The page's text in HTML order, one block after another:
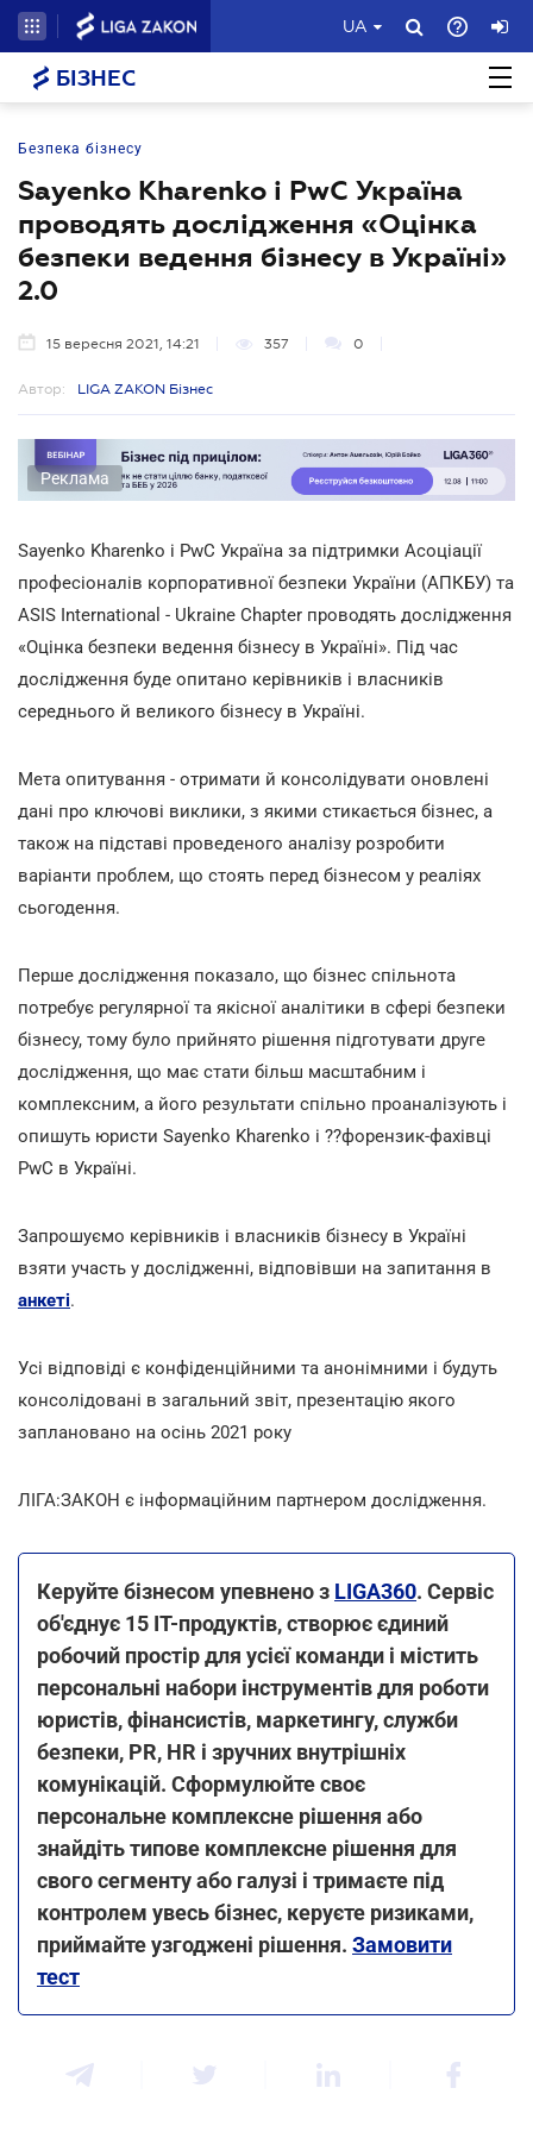
UA
БІЗНЕС
Безпека бізнесу
Sayenko Kharenko і PwC Україна
проводять дослідження «Оцінка
безпеки ведення бізнесу в Україні»
2.0
15 вересня 2021, 14:21 357 0
Автор: LIGA ZAKON Бізнес
Реклама
Sayenko Kharenko і PwC Україна за підтримки Асоціації
професіоналів корпоративної безпеки України (АПКБУ) та
ASIS International - Ukraine Chapter проводять дослідження
«Оцінка безпеки ведення бізнесу в Україні». Під час
дослідження буде опитано керівників і власників
середнього й великого бізнесу в Україні.
Мета опитування - отримати й консолідувати оновлені
дані про ключові виклики, з якими стикається бізнес, а
також на підставі проведеного аналізу розробити
варіанти проблем, що стоять перед бізнесом у реаліях
сьогодення.
Перше дослідження показало, що бізнес спільнота
потребує регулярної та якісної аналітики в сфері безпеки
бізнесу, тому було прийнято рішення підготувати друге
дослідження, що має стати більш масштабним і
комплексним, а його результати спільно проаналізують і
опишуть юристи Sayenko Kharenko і ??форензик-фахівці
PwC в Україні.
Запрошуємо керівників і власників бізнесу в Україні
взяти участь у дослідженні, відповівши на запитання в
анкеті.
Усі відповіді є конфіденційними та анонімними і будуть
консолідовані в загальний звіт, презентацію якого
заплановано на осінь 2021 року
ЛІГА:ЗАКОН є інформаційним партнером дослідження.
Керуйте бізнесом упевнено з LIGA360. Сервіс
об'єднує 15 IT-продуктів, створює єдиний
робочий простір для усієї команди і містить
персональні набори інструментів для роботи
юристів, фінансистів, маркетингу, служби
безпеки, PR, HR і зручних внутрішніх
комунікацій. Сформулюйте своє
персональне комплексне рішення або
знайдіть типове комплексне рішення для
свого сегменту або галузі і тримаєте під
контролем увесь бізнес, керуєте ризиками,
приймайте узгоджені рішення. Замовити
тест